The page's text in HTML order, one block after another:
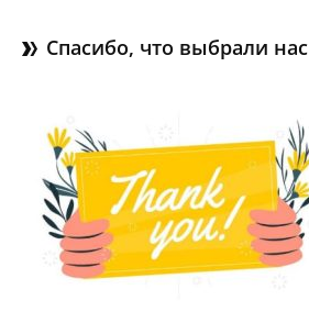
Спасибо, что выбрали нас